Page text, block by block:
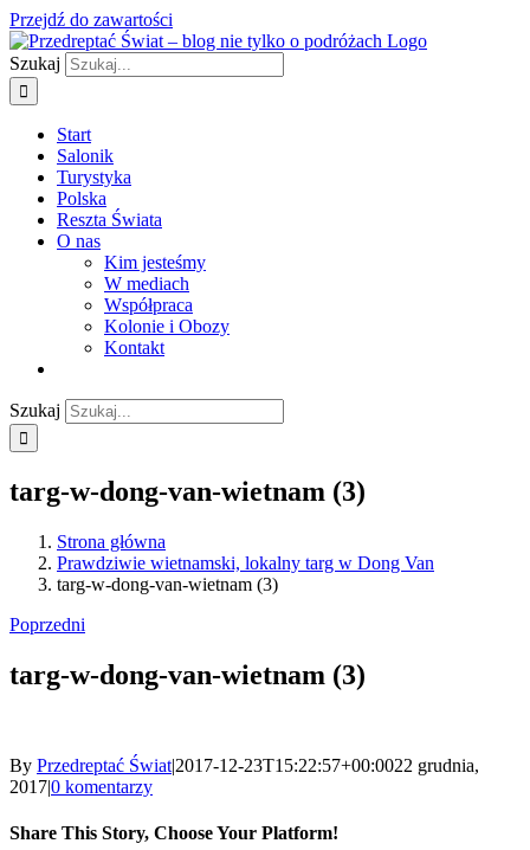
Przejdź do zawartości
Szukaj
Start
Salonik
Turystyka
Polska
Reszta Świata
O nas
Kim jesteśmy
W mediach
Współpraca
Kolonie i Obozy
Kontakt
Szukaj
targ-w-dong-van-wietnam (3)
Strona główna
Prawdziwie wietnamski, lokalny targ w Dong Van
targ-w-dong-van-wietnam (3)
Poprzedni
targ-w-dong-van-wietnam (3)
By Przedreptać Świat|2017-12-23T15:22:57+00:0022 grudnia,
2017|0 komentarzy
Share This Story, Choose Your Platform!